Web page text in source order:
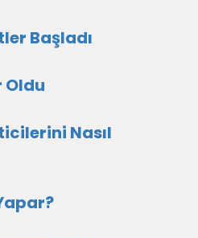
Başladı
Oldu
Nasıl